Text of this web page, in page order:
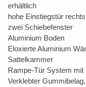
erhältlich
hohe Einstiegstür rechts
zwei Schiebefenster
Aluminium Boden
Eloxierte Aluminium
Sattelkammer
Rampe-Tür System mit
Verklebter